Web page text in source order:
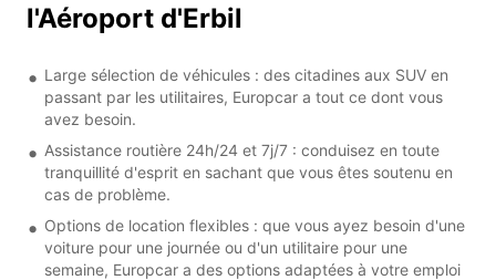
l'Aéroport d'Erbil
Large sélection de véhicules : des citadines aux SUV en
passant par les utilitaires, Europcar a tout ce dont vous
avez besoin.
Assistance routière 24h/24 et 7j/7 : conduisez en toute
tranquillité d'esprit en sachant que vous êtes soutenu en
cas de problème.
Options de location flexibles : que vous ayez besoin d'une
voiture pour une journée ou d'un utilitaire pour une
semaine, Europcar a des options adaptées à votre emploi